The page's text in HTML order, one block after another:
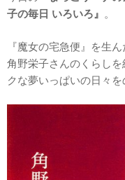
子の毎日 いろいろ』 。
『魔女の宅急便』を生
角野栄子さんのくらし
クな夢いっぱいの日々を